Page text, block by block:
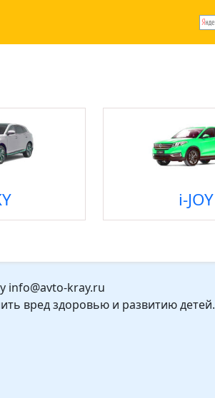
i-JOY
kray.ru
вред здоровью и развитию детей.